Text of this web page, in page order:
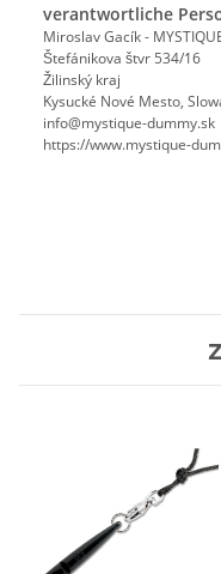
verantwortliche
Miroslav Gacík -
Štefánikova štvr 534/16
Žilinský kraj
Kysucké Nové Mesto,
info@mystique-dummy.sk
https://www.mystique-